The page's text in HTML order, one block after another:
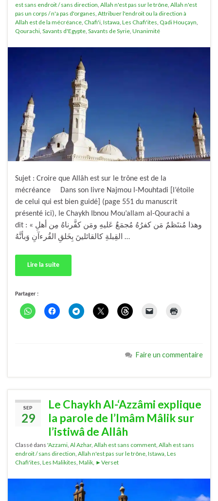
est sans endroit / sans direction Allah n'est pas sur le trône Allah n'est
pas un corps / n'a pas d'organes Attribuer l'endroit ou la direction à
Allah est de la mécréance Chafi'i Istawa Les Chafi'ites Qadi Houçayn
Qourachi Savants d'Egypte Savants de Syrie Unanimité
Sujet : Croire que Allâh est sur le trône est de la
mécréance Dans son livre Najmou l-Mouhtadi [l’étoile
de celui qui est bien guidé] (page 551 du manuscrit
présenté ici), le Chaykh Ibnou Mou’allam al-Qourachi a
dit : « وهذا مُنتَظمٌ مَن كفرُهُ مُجمَعٌ عَليهِ ومَن كفَّرناهُ مِن أهلِ
القِبلةِ كالقائلينَ بِخَلقِ القُرءآنِ وَبأنَّهُ …
Lire la suite
Partager :
Faire un commentaire
SEP
29
Le Chaykh Al-‘Azzâmi explique
la parole de l’Imâm Mâlik sur
l’istiwâ de Allâh
Classé dans 'Azzami Al Azhar, Allah est sans comment Allah est sans
endroit / sans direction Allah n'est pas sur le trône Istawa Les
Chafi'ites Les Malikites Malik ►Verset